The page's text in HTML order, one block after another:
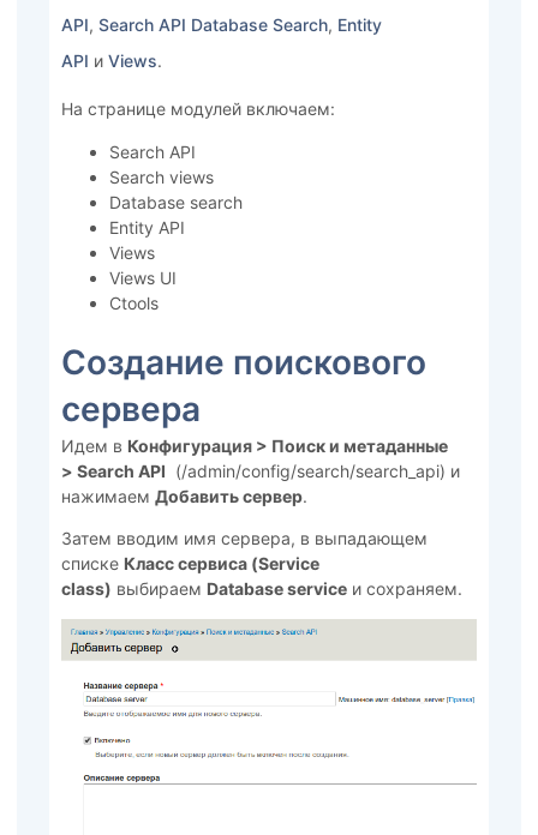
API, Search API Database Search, Entity
API и Views.
На странице модулей включаем:
Search API
Search views
Database search
Entity API
Views
Views UI
Ctools
Создание поискового
сервера
Идем в Конфигурация > Поиск и метаданные
> Search API (/admin/config/search/search_api) и
нажимаем Добавить сервер.
Затем вводим имя сервера, в выпадающем
списке Класс сервиса (Service
class) выбираем Database serviceи сохраняем.